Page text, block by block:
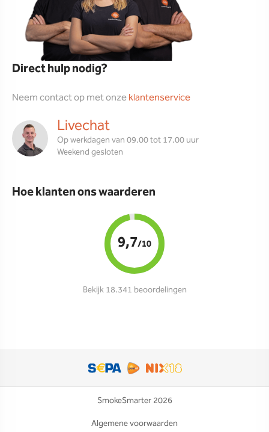
Direct hulp nodig?
Neem contact op met onzeklantenservice
Livechat
Op werkdagen van 09.00 tot 17.00 uur
Weekend gesloten
Hoe klanten ons waarderen
9,7/10
Bekijk 18.341 beoordelingen
SmokeSmarter 2026
Algemene voorwaarden